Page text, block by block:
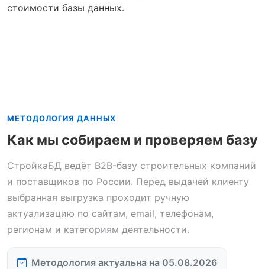
стоимости базы данных.
МЕТОДОЛОГИЯ ДАННЫХ
Как мы собираем и проверяем базу
СтройкаБД ведёт B2B-базу строительных компаний
и поставщиков по России. Перед выдачей клиенту
выбранная выгрузка проходит ручную
актуализацию по сайтам, email, телефонам,
регионам и категориям деятельности.
Методология актуальна на 05.08.2026